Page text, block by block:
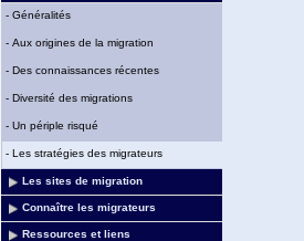
- Généralités
- Aux origines de la migration
- Des connaissances récentes
- Diversité des migrations
- Un périple risqué
- Les stratégies des migrateurs
Les sites de migration
Connaître les migrateurs
Ressources et liens